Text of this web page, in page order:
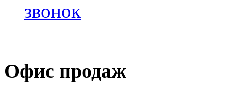
звонок
Офис продаж